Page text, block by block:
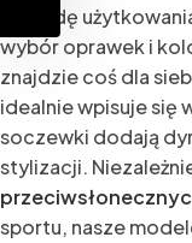
wygodę
wybór oprawek i
znajdzie coś dla
idealnie wpisuje się
soczewki dodają
stylizacji.
sportu, nasze